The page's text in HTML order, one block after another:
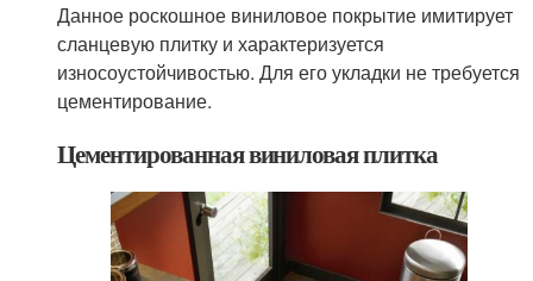
Данное роскошное виниловое покрытие имитирует
сланцевую плитку и характеризуется
износоустойчивостью. Для его укладки не требуется
цементирование.
Цементированная виниловая плитка